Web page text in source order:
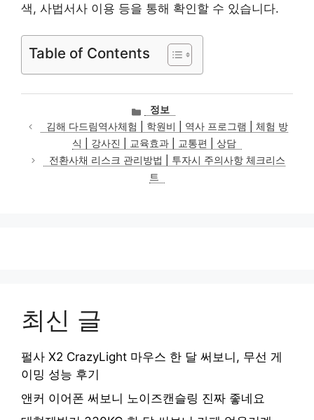
색, 사법서사 이용 등을 통해 확인할 수 있습니다.
Table of Contents
카
테
고
리
정보
김해 다드림역사체험 | 학원비 | 역사 프로그램 | 체험 방
식 | 강사진 | 교육효과 | 교통편 | 상담
전환사채 리스크 관리방법 | 투자시 주의사항 체크리스
트
최신 글
펄사 X2 CrazyLight 마우스 한 달 써보니, 무선 게
이밍 성능 후기
앤커 이어폰 써보니 노이즈캔슬링 진짜 좋네요